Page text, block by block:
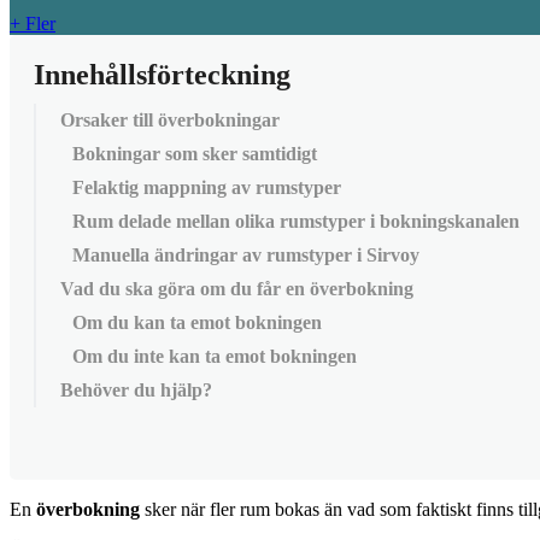
+ Fler
Innehållsförteckning
Orsaker till överbokningar
Bokningar som sker samtidigt
Felaktig mappning av rumstyper
Rum delade mellan olika rumstyper i bokningskanalen
Manuella ändringar av rumstyper i Sirvoy
Vad du ska göra om du får en överbokning
Om du kan ta emot bokningen
Om du inte kan ta emot bokningen
Behöver du hjälp?
En överbokning sker när fler rum bokas än vad som faktiskt finns